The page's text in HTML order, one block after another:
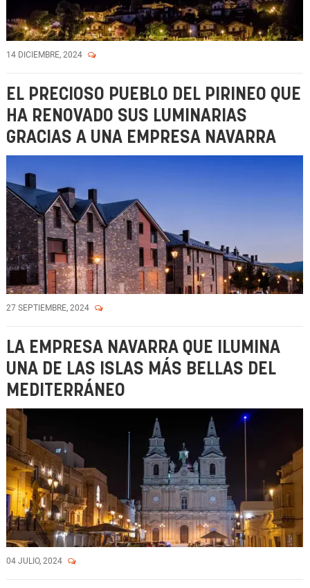
14 DICIEMBRE, 2024
EL PRECIOSO PUEBLO DEL PIRINEO QUE
HA RENOVADO SUS LUMINARIAS
GRACIAS A UNA EMPRESA NAVARRA
27 SEPTIEMBRE, 2024
LA EMPRESA NAVARRA QUE ILUMINA
UNA DE LAS ISLAS MÁS BELLAS DEL
MEDITERRÁNEO
04 JULIO, 2024